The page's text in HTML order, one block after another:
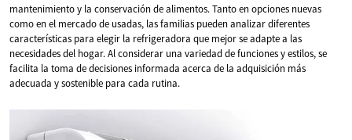
mantenimiento y la conservación de alimentos. Tanto en opciones nuevas
como en el mercado de usadas, las familias pueden analizar diferentes
características para elegir la refrigeradora que mejor se adapte a las
necesidades del hogar. Al considerar una variedad de funciones y estilos, se
facilita la toma de decisiones informada acerca de la adquisición más
adecuada y sostenible para cada rutina.